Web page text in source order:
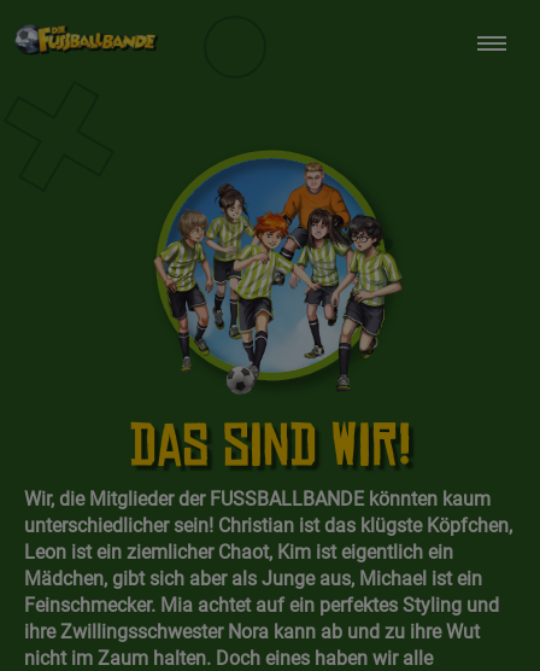
zum
Das sind wir!
Wir, die Mitglieder der FUSSBALLBANDE könnten kaum
unterschiedlicher sein! Christian ist das klügste Köpfchen,
Leon ist ein ziemlicher Chaot, Kim ist eigentlich ein
Mädchen, gibt sich aber als Junge aus, Michael ist ein
Feinschmecker. Mia achtet auf ein perfektes Styling und
ihre Zwillingsschwester Nora kann ab und zu ihre Wut
nicht im Zaum halten. Doch eines haben wir alle